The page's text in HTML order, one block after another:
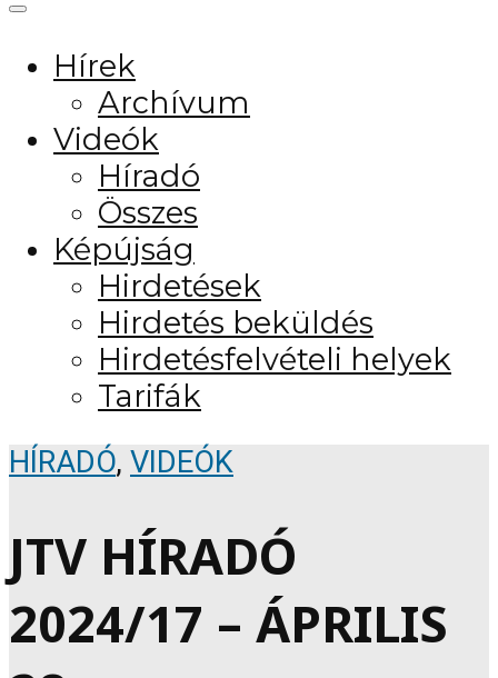
Hírek
Archívum
Videók
Híradó
Összes
Képújság
Hirdetések
Hirdetés beküldés
Hirdetésfelvételi helyek
Tarifák
HÍRADÓ, VIDEÓK
JTV HÍRADÓ
2024/17 – ÁPRILIS